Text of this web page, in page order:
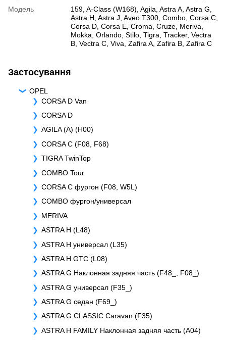
Модель
159 A-Class (W168) Agila Astra A Astra G
Astra H Astra J Aveo T300 Combo Corsa C
Corsa D Corsa E Croma Cruze Meriva
Mokka Orlando Stilo Tigra Tracker, Vectra
B Vectra C Viva Zafira A Zafira B Zafira C
Застосування
OPEL
CORSA D Van
CORSA D
AGILA (A) (H00)
CORSA C (F08, F68)
TIGRA TwinTop
COMBO Tour
CORSA C фургон (F08, W5L)
COMBO фургон/универсал
MERIVA
ASTRA H (L48)
ASTRA H универсал (L35)
ASTRA H GTC (L08)
ASTRA G Наклонная задняя часть (F48_, F08_)
ASTRA G универсал (F35_)
ASTRA G седан (F69_)
ASTRA G CLASSIC Caravan (F35)
ASTRA H FAMILY Наклонная задняя часть (A04)